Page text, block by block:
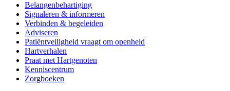
Belangenbehartiging
Signaleren & informeren
Verbinden & begeleiden
Adviseren
Patiëntveiligheid vraagt om openheid
Hartverhalen
Praat met Hartgenoten
Kenniscentrum
Zorgboeken